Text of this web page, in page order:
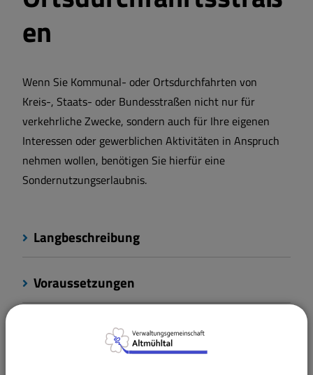
en
Wenn Sie Kommunal- oder Ortsdurchfahrten von
Kreis-, Staats- oder Bundesstraßen nicht nur für
verkehrliche Zwecke, sondern auch für Ihre eigenen
Interessen oder gewerblichen Aktivitäten in Anspruch
nehmen wollen, benötigen Sie hierfür eine
Sondernutzungserlaubnis.
Langbeschreibung
Voraussetzungen
Verfahrensablauf